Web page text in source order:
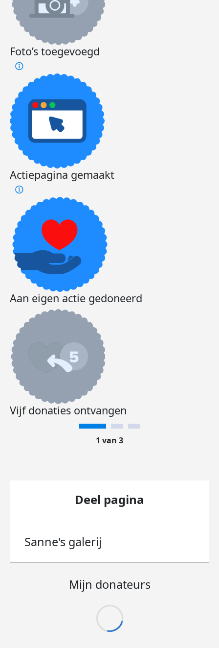
Foto’s toegevoegd
Actiepagina gemaakt
Aan eigen actie gedoneerd
Vijf donaties ontvangen
1 van 3
Deel pagina
Sanne's galerij
Mijn donateurs